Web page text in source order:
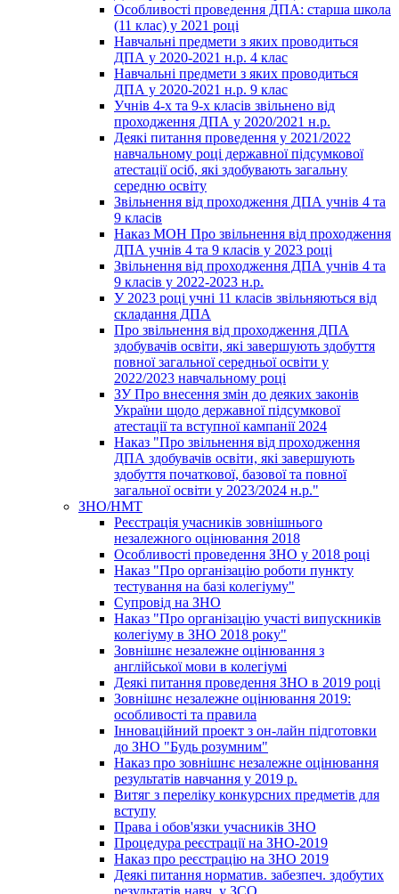
Особливості проведення ДПА: старша школа
(11 клас) у 2021 році
Навчальні предмети з яких проводиться
ДПА у 2020-2021 н.р. 4 клас
Навчальні предмети з яких проводиться
ДПА у 2020-2021 н.р. 9 клас
Учнів 4-х та 9-х класів звільнено від
проходження ДПА у 2020/2021 н.р.
Деякі питання проведення у 2021/2022
навчальному році державної підсумкової
атестації осіб, які здобувають загальну
середню освіту
Звільнення від проходження ДПА учнів 4 та
9 класів
Наказ МОН Про звільнення від проходження
ДПА учнів 4 та 9 класів у 2023 році
Звільнення від проходження ДПА учнів 4 та
9 класів у 2022-2023 н.р.
У 2023 році учні 11 класів звільняються від
складання ДПА
Про звільнення від проходження ДПА
здобувачів освіти, які завершують здобуття
повної загальної середньої освіти у
2022/2023 навчальному році
ЗУ Про внесення змін до деяких законів
України щодо державної підсумкової
атестації та вступної кампанії 2024
Наказ "Про звільнення від проходження
ДПА здобувачів освіти, які завершують
здобуття початкової, базової та повної
загальної освіти у 2023/2024 н.р."
ЗНО/НМТ
Реєстрація учасників зовнішнього
незалежного оцінювання 2018
Особливості проведення ЗНО у 2018 році
Наказ "Про організацію роботи пункту
тестування на базі колегіуму"
Супровід на ЗНО
Наказ "Про організацію участі випускників
колегіуму в ЗНО 2018 року"
Зовнішнє незалежне оцінювання з
англійської мови в колегіумі
Деякі питання проведення ЗНО в 2019 році
Зовнішнє незалежне оцінювання 2019:
особливості та правила
Інноваційний проект з он-лайн підготовки
до ЗНО "Будь розумним"
Наказ про зовнішнє незалежне оцінювання
результатів навчання у 2019 р.
Витяг з переліку конкурсних предметів для
вступу
Права і обов'язки учасників ЗНО
Процедура реєстрації на ЗНО-2019
Наказ про реєстрацію на ЗНО 2019
Деякі питання норматив. забезпеч. здобутих
результатів навч. у ЗСО